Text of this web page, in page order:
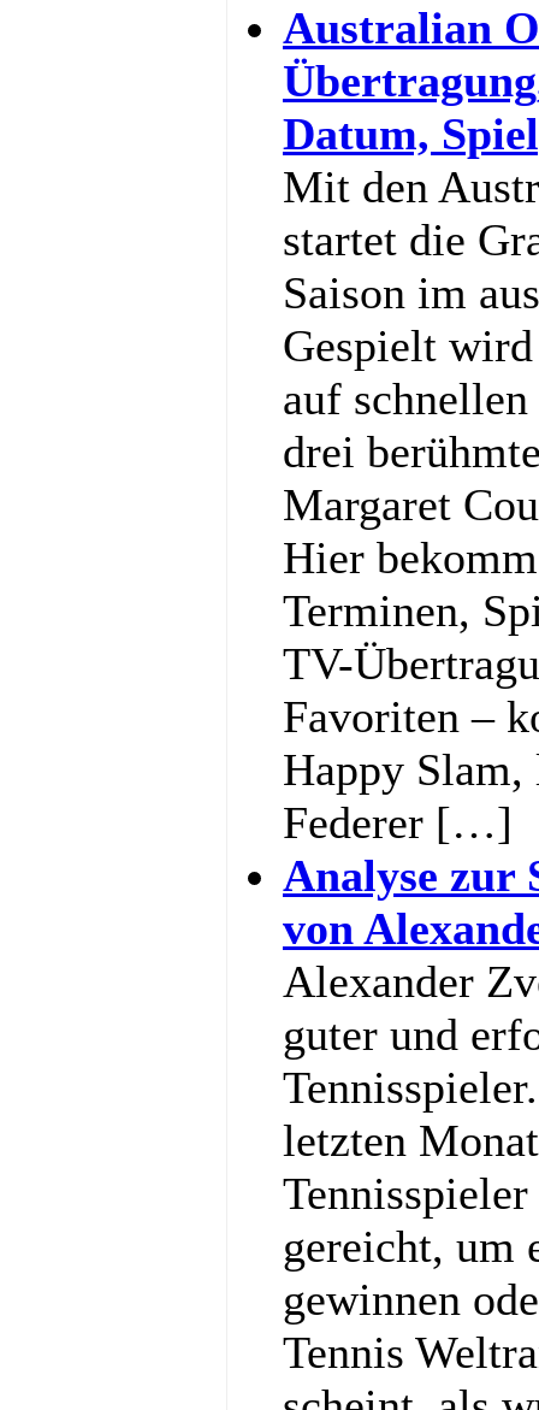
Australian
Datum,
Mit den
startet die
Saison im
Gespielt
auf
drei
Margaret
Hier
Terminen,
TV-
Favoriten –
Happy Slam,
Federer […]
Analyse zur
von
Alexander
guter und
letzten
gereicht, um
gewinnen
Tennis